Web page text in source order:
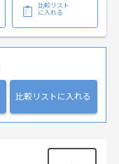
比較リスト
に入れる
比較リストに入れる